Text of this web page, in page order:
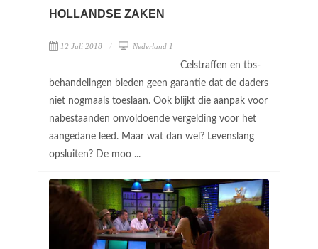
HOLLANDSE ZAKEN
12 Juli 2018 Nederland 1
Celstraffen en tbs-
behandelingen bieden geen garantie dat de daders
niet nogmaals toeslaan. Ook blijkt die aanpak voor
nabestaanden onvoldoende vergelding voor het
aangedane leed. Maar wat dan wel? Levenslang
opsluiten? De moo ...